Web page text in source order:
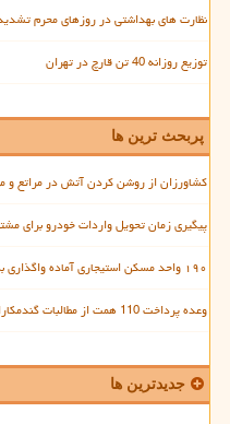
نظارت های بهداشتی در روزهای محرم
توزیع روزانه 40 تن قارچ در تهران
پربحث ترین ها
کشاورزان از روشن کردن آتش در مراتع و
پیگیری زمان تحویل واردات خودرو برای
۱۹۰ واحد مسکن استیجاری آماده واگذاری به زوج های جوان است
وعده پرداخت 110 همت از مطالبات گندمکاران تا 22 مرداد
جدیدترین ها